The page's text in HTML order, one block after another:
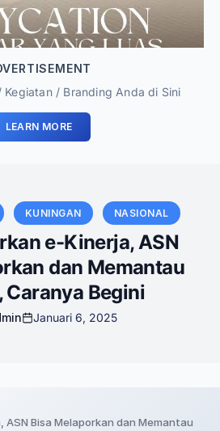
Kegiatan / Branding Anda di Sini
LEARN MORE
KUNINGAN NASIONAL
e-Kinerja, ASN
dan Memantau
Caranya Begini
Januari 6, 2025
ASN Bisa Melaporkan dan Memantau